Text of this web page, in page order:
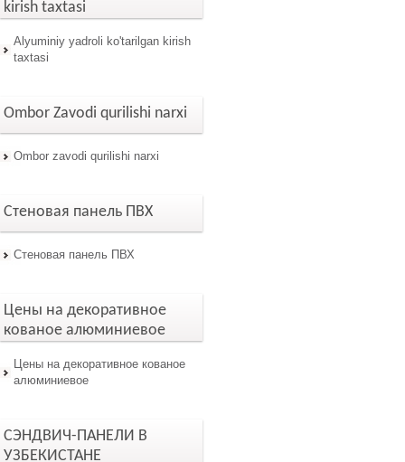
kirish taxtasi
Alyuminiy yadroli ko'tarilgan kirish
taxtasi
Ombor Zavodi qurilishi narxi
Ombor zavodi qurilishi narxi
Стеновая панель ПВХ
Стеновая панель ПВХ
Цены на декоративное
кованое алюминиевое
Цены на декоративное кованое
алюминиевое
СЭНДВИЧ-ПАНЕЛИ В
УЗБЕКИСТАНЕ